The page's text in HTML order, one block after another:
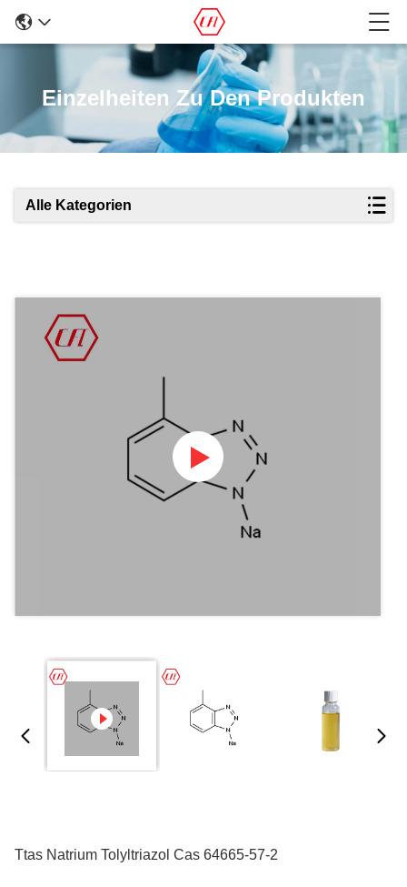
Einzelheiten Zu Den Produkten
Alle Kategorien
Ttas Natrium Tolyltriazol Cas 64665-57-2